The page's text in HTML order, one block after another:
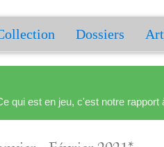
Dossiers
qui est en jeu, c'est notre